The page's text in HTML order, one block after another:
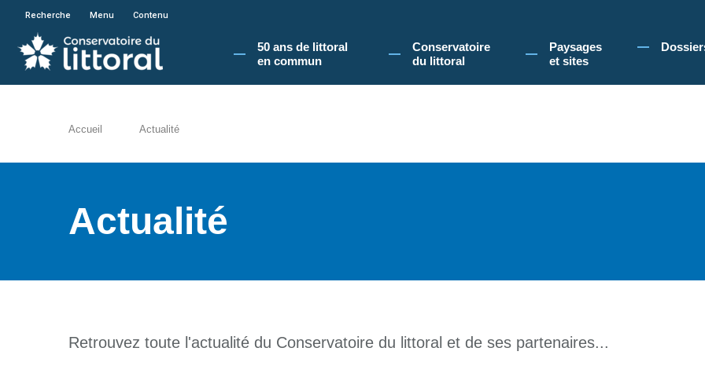
En poursuivant votre navigation sur le site du Conservatoire du littoral, vous acceptez l'utilisation de cookies pour vous
Recherche Menu Contenu
50 ans de littoral
en commun​
Conservatoire
du littoral
Paysages
et sites
Accueil Actualité
Actualité
Retrouvez toute l'actualité du Conservatoire du littoral et de ses partenaires...